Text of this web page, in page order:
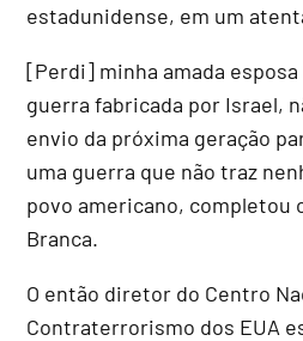
estadunidense, em um
[Perdi] minha amada esposa
guerra fabricada por Israel,
envio da próxima geração
uma guerra que não traz
povo americano, completou
Branca.
O então diretor do Centro
Contraterrorismo dos EUA